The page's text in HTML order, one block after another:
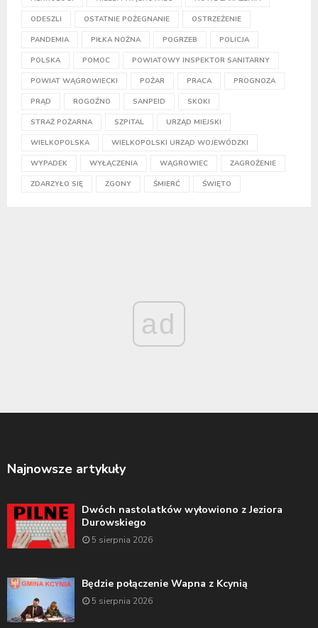
ODESZLI OSTATNIE POŻEGNANIE OSTRZEŻENIE
PANDEMIA PIŁKA NOŻNA POGRZEB POLICJA
POLSKA POMOC POWIATOWY INSPEKTOR SANITARNY
POWIAT WĄGROWIECKI POŻAR PRACA PROGNOZA
PRĄD ROGOŹNO SANPEID SKOKI
STRAŻ POŻARNA SZPITAL URZĄD MIEJSKI
WIELKOPOLSKA WIELKOPOLSKI URZĄD WOJEWÓDZKI
WYPADEK WYŁĄCZENIA WĄGROWIEC ZAGROŻENIE
ZDARZYŁO SIĘ ZGONY ŚMIERĆ ŚWIĘTO
ad
Najnowsze artykuły
Dwóch nastolatków wyłowiono z Jeziora
Durowskiego
5 sierpnia 2026
Będzie połączenie Wapna z Kcynią
5 sierpnia 2026